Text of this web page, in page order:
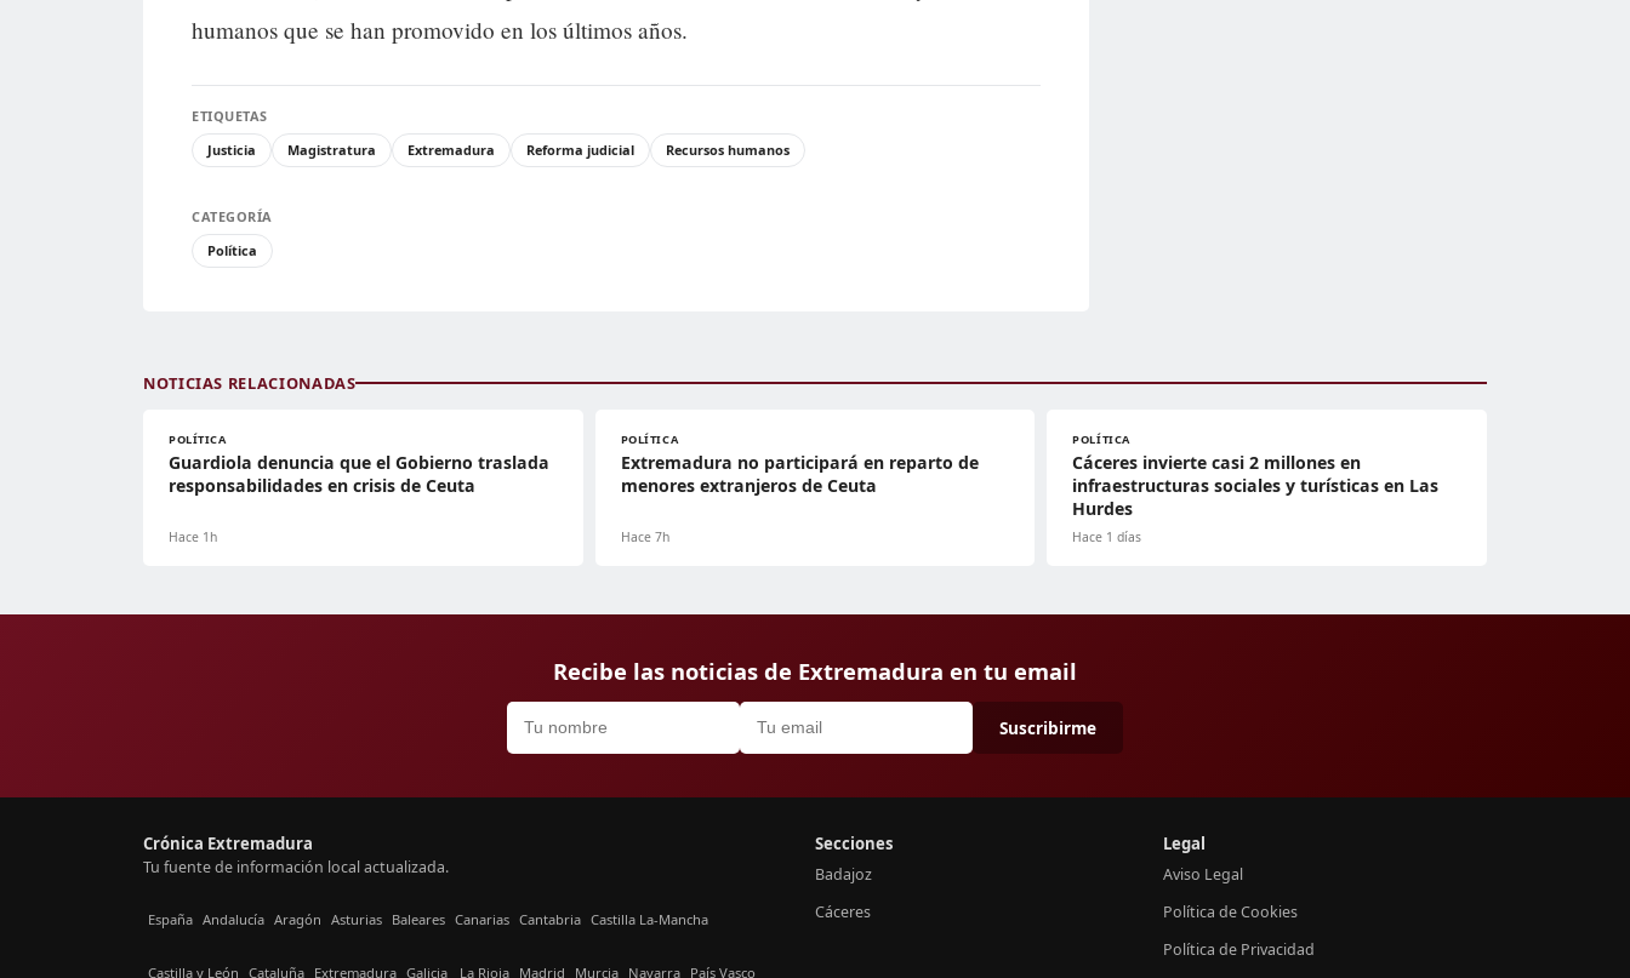
humanos que se han promovido en los últimos años.
ETIQUETAS
Justicia
Magistratura Extremadura Reforma judicial Recursos humanos
CATEGORÍA
Política
NOTICIAS RELACIONADAS
POLÍTICA
Guardiola denuncia que el Gobierno traslada
responsabilidades en crisis de Ceuta
Hace 1h
POLÍTICA
Extremadura no participará en reparto de
menores extranjeros de Ceuta
Hace 7h
POLÍTICA
Cáceres invierte casi 2 millones en
infraestructuras sociales y turísticas en Las
Hurdes
Hace 1 días
Recibe las noticias de Extremadura en tu email
Suscribirme
Crónica Extremadura
Tu fuente de información local actualizada.
España Andalucía Aragón Asturias Baleares Canarias Cantabria Castilla La-Mancha
Castilla y León Cataluña Extremadura Galicia La Rioja Madrid Murcia Navarra País Vasco
Secciones
Badajoz
Cáceres
Legal
Aviso Legal
Política de Cookies
Política de Privacidad